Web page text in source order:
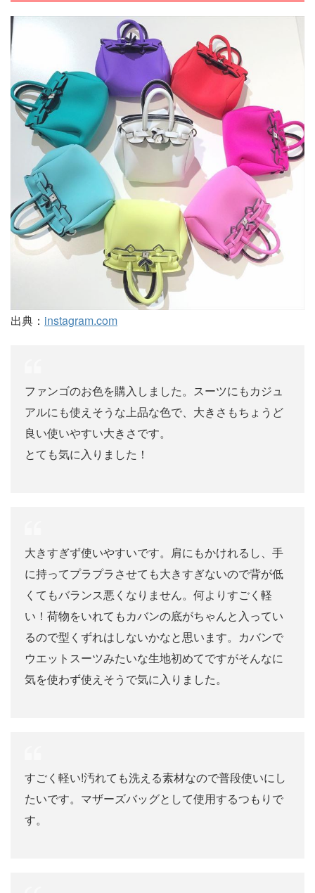
出典： instagram.com
ファンゴのお色を購入しました。スーツにもカジュ
アルにも使えそうな上品な色で、大きさもちょうど
良い使いやすい大きさです。
とても気に入りました！
大きすぎず使いやすいです。肩にもかけれるし、手
に持ってプラプラさせても大きすぎないので背が低
くてもバランス悪くなりません。何よりすごく軽
い！荷物をいれてもカバンの底がちゃんと入ってい
るので型くずれはしないかなと思います。カバンで
ウエットスーツみたいな生地初めてですがそんなに
気を使わず使えそうで気に入りました。
すごく軽い!汚れても洗える素材なので普段使いにし
たいです。マザーズバッグとして使用するつもりで
す。